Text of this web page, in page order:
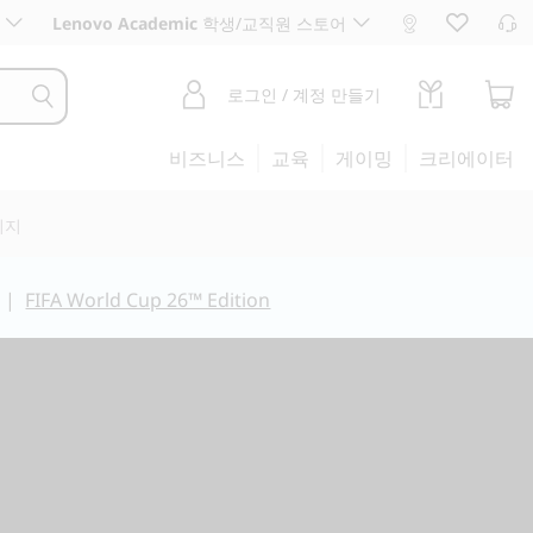
Lenovo Academic 학생/교직원 스토어
로그인 / 계정 만들기
비즈니스 교육 게이밍 크리에이터
FIFA World Cup 26™ Edition